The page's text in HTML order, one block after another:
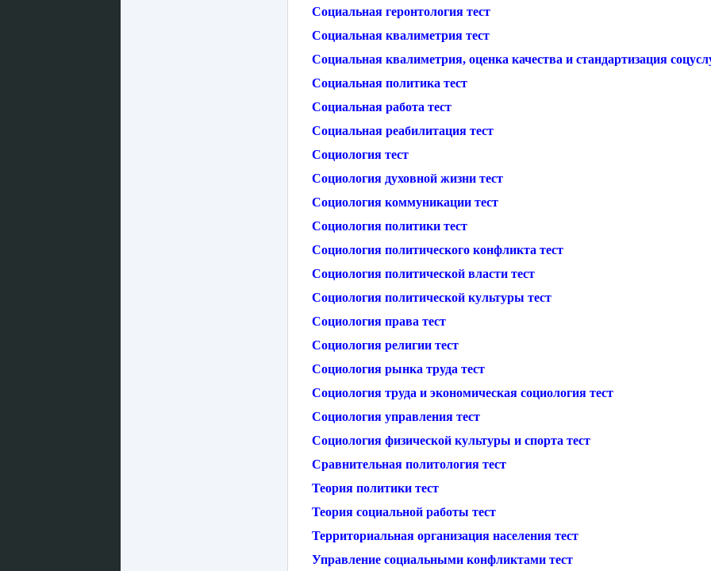
Социальная геронтология тест
Социальная квалиметрия тест
Социальная квалиметрия, оценка качества и стандартизация
Социальная политика тест
Социальная работа тест
Социальная реабилитация тест
Социология тест
Социология духовной жизни тест
Социология коммуникации тест
Социология политики тест
Социология политического конфликта тест
Социология политической власти тест
Социология политической культуры тест
Социология права тест
Социология религии тест
Социология рынка труда тест
Социология труда и экономическая социология тест
Социология управления тест
Социология физической культуры и спорта тест
Сравнительная политология тест
Теория политики тест
Теория социальной работы тест
Территориальная организация населения тест
Управление социальными конфликтами тест